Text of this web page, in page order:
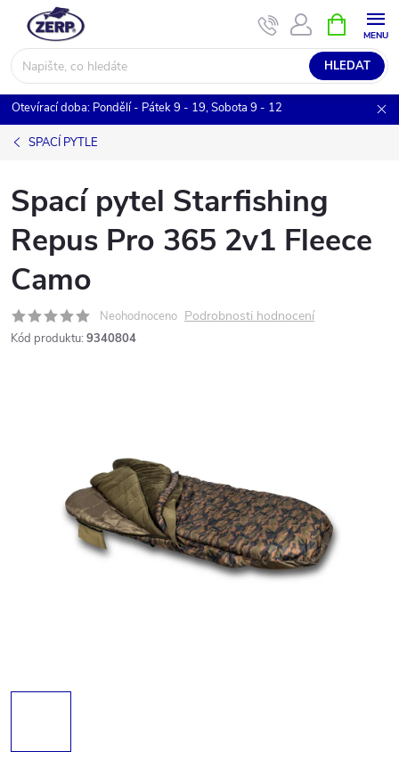
obsah
HLEDAT
NÁKUPNÍ
KOŠÍK
Otevírací doba: Pondělí - Pátek 9 - 19, Sobota 9 - 12
SPACÍ PYTLE
Spací pytel Starfishing
Repus Pro 365 2v1 Fleece
Camo
Neohodnoceno Podrobnosti hodnocení
Kód produktu: 9340804